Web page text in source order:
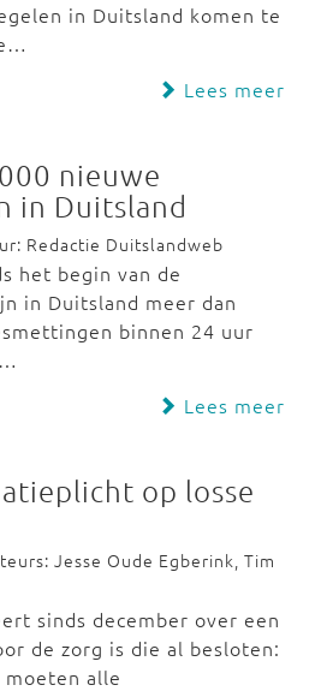
in Duitsland komen te
Lees meer
nieuwe
in Duitsland
Redactie Duitslandweb
het begin van de
in Duitsland meer dan
binnen 24 uur
Lees meer
op losse
Jesse Oude Egberink, Tim
sinds december over een
de zorg is die al besloten:
alle